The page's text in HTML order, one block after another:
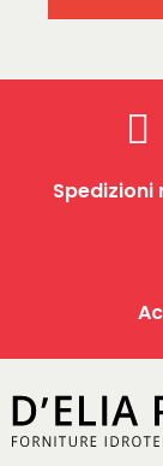
Spedizioni